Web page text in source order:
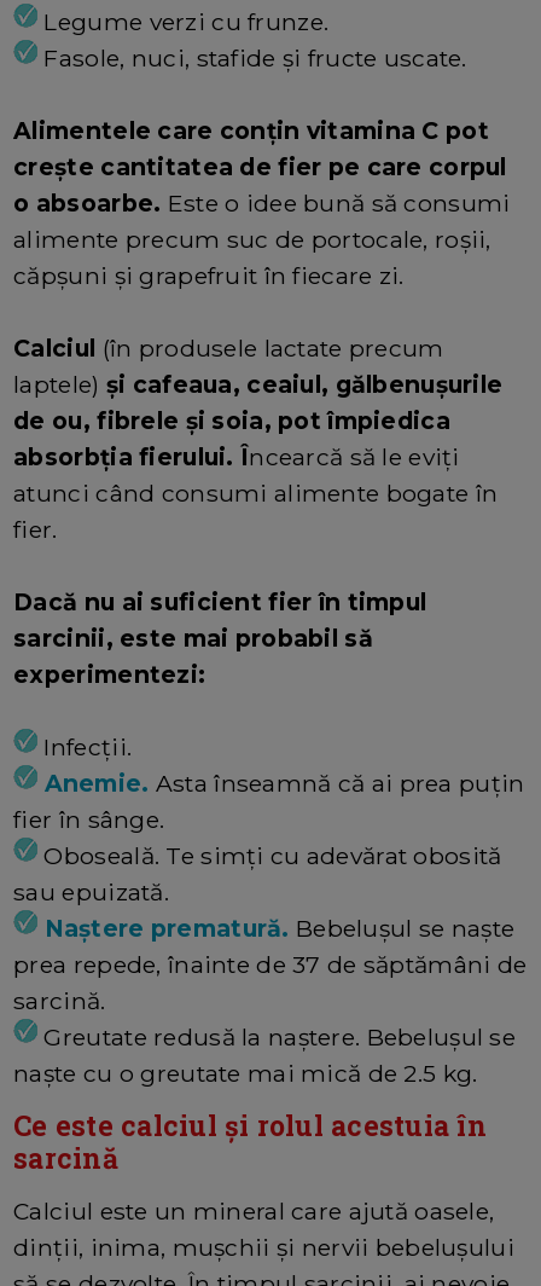
Legume verzi cu frunze.
Fasole, nuci, stafide și fructe uscate.
Alimentele care conțin vitamina C pot
crește cantitatea de fier pe care corpul
o absoarbe. Este o idee bună să consumi
alimente precum suc de portocale, roșii,
căpșuni și grapefruit în fiecare zi.
Calciul (în produsele lactate precum
laptele) și cafeaua, ceaiul, gălbenușurile
de ou, fibrele și soia, pot împiedica
absorbția fierului. Încearcă să le eviți
atunci când consumi alimente bogate în
fier.
Dacă nu ai suficient fier în timpul
sarcinii, este mai probabil să
experimentezi:
Infecții.
Anemie. Asta înseamnă că ai prea puțin
fier în sânge.
Oboseală. Te simți cu adevărat obosită
sau epuizată.
Naștere prematură. Bebelușul se naște
prea repede, înainte de 37 de săptămâni de
sarcină.
Greutate redusă la naștere. Bebelușul se
naște cu o greutate mai mică de 2.5 kg.
Ce este calciul și rolul acestuia în
sarcină
Calciul este un mineral care ajută oasele,
dinții, inima, mușchii și nervii bebelușului